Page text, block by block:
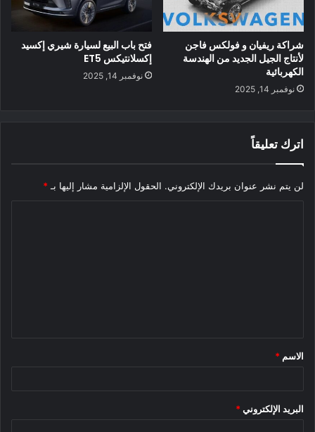
من الاختيارات للسائقين الآن يبرز حقًا في قائمة أفضل السيارات
الكهربائية الجديدة لعام 2022.”
شراكة ريفيان و فولكس فاجن
لأنتاج الجيل الجديد من الهندسة
الكهربائية
نوفمبر 14, 2025
فتح باب البيع لسيارة شيري إكسيد
إكسلانتيكس ET5
نوفمبر 14, 2025
اترك تعليقاً
لن يتم نشر عنوان بريدك الإلكتروني. الحقول الإلزامية مشار إليها بـ *
*
الاسم *
البريد الإلكتروني *